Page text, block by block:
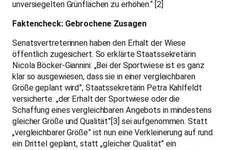
werden diese Versprechen damit gebrochen.
Ein Neustart ohne Stadionneubau – mehr Platz für
Vereine und Bürger
Bislang wurde in allen Planungen unhinterfragt am Neubau
eines Stadions festgehalten. Dabei lohnt es sich, diese
Prämisse grundsätzlich zu hinterfragen. Weder das alte
noch das geplante neue Stadion war oder wäre je wirklich
ausgelastet. Gigantische Summen für ein Bauwerk, das an
den meisten Tagen des Jahres leer steht – während
gleichzeitig eine der beliebtesten Freiflächen des Kiezes
versiegelt werden soll.